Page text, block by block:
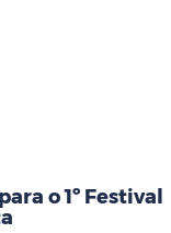
o 1º Festival